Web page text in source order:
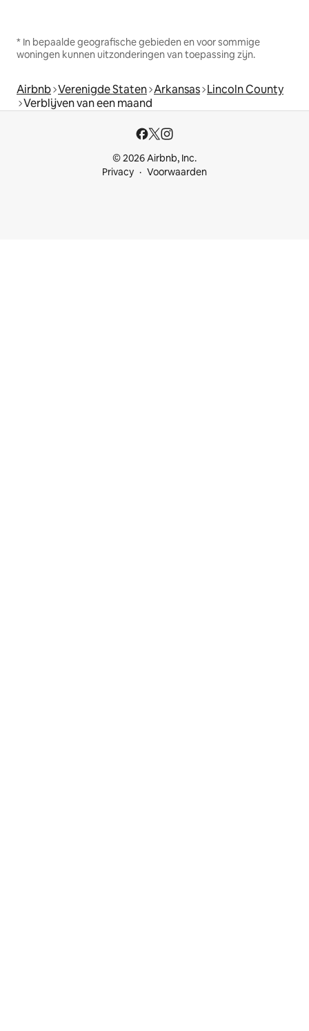
* In bepaalde geografische gebieden en voor sommige
woningen kunnen uitzonderingen van toepassing zijn.
Airbnb Verenigde Staten Arkansas Lincoln County
Verblijven van een maand
© 2026 Airbnb, Inc.
Privacy
Voorwaarden